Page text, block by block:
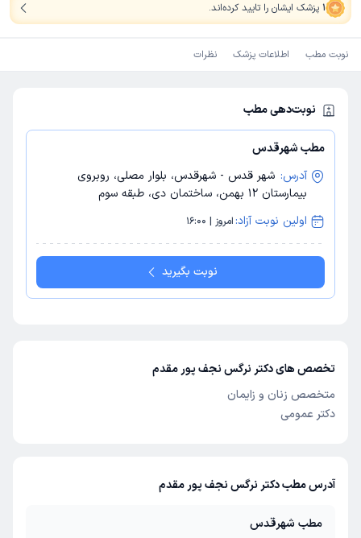
1 پزشک ایشان را تایید کرده‌اند.
نوبت مطب اطلاعات پزشک نظرات
نوبت‌دهی مطب
مطب شهرقدس
آدرس: شهر قدس - شهرقدس، بلوار مصلی، روبروی
بیمارستان 12 بهمن، ساختمان دی، طبقه سوم
اولین نوبت آزاد: امروز | 16:00
نوبت بگیرید
تخصص های دکتر نرگس نجف پور مقدم
متخصص زنان و زایمان
دکتر عمومی
آدرس مطب دکتر نرگس نجف پور مقدم
مطب شهرقدس